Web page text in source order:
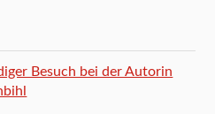
Besuch bei der Autorin